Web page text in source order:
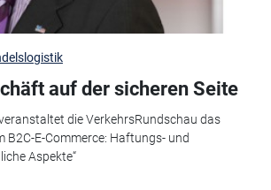
auf der sicheren Seite
die VerkehrsRundschau das
B2C-E-Commerce: Haftungs- und
Aspekte“